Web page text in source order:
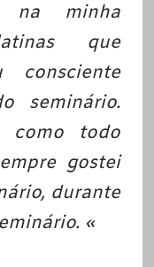
na minha
que
seminário.
como todo
gostei
durante
«